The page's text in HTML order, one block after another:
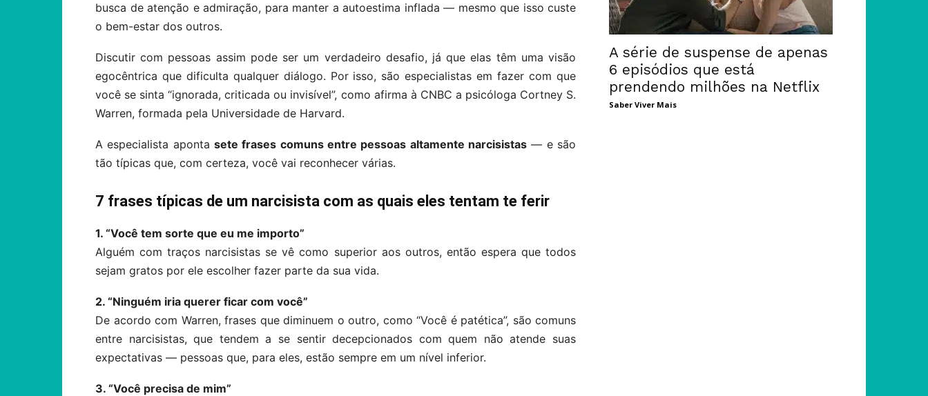
busca de atenção e admiração, para manter a autoestima inflada — mesmo que isso custe
o bem-estar dos outros.
Discutir com pessoas assim pode ser um verdadeiro desafio, já que elas têm uma visão
egocêntrica que dificulta qualquer diálogo. Por isso, são especialistas em fazer com que
você se sinta “ignorada, criticada ou invisível”, como afirma à CNBC a psicóloga Cortney S.
Warren, formada pela Universidade de Harvard.
A especialista aponta sete frases comuns entre pessoas altamente narcisistas — e são
tão típicas que, com certeza, você vai reconhecer várias.
7 frases típicas de um narcisista com as quais eles tentam te ferir
1. “Você tem sorte que eu me importo”
Alguém com traços narcisistas se vê como superior aos outros, então espera que todos
sejam gratos por ele escolher fazer parte da sua vida.
2. “Ninguém iria querer ficar com você”
De acordo com Warren, frases que diminuem o outro, como “Você é patética”, são comuns
entre narcisistas, que tendem a se sentir decepcionados com quem não atende suas
expectativas — pessoas que, para eles, estão sempre em um nível inferior.
3. “Você precisa de mim”
A série de suspense de apenas
6 episódios que está
prendendo milhões na Netflix
Saber Viver Mais